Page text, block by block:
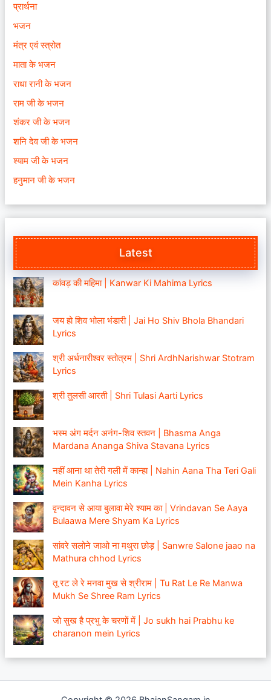
प्रार्थना
भजन
मंत्र एवं स्त्रोत
माता के भजन
राधा रानी के भजन
राम जी के भजन
शंकर जी के भजन
शनि देव जी के भजन
श्याम जी के भजन
हनुमान जी के भजन
Latest
कांवड़ की महिमा | Kanwar Ki Mahima Lyrics
जय हो शिव भोला भंडारी | Jai Ho Shiv Bhola Bhandari
Lyrics
श्री अर्धनारीश्वर स्तोत्रम | Shri ArdhNarishwar Stotram
Lyrics
श्री तुलसी आरती | Shri Tulasi Aarti Lyrics
भस्म अंग मर्दन अनंग-शिव स्तवन | Bhasma Anga
Mardana Ananga Shiva Stavana Lyrics
नहीं आना था तेरी गली में कान्हा | Nahin Aana Tha Teri Gali
Mein Kanha Lyrics
वृन्दावन से आया बुलावा मेरे श्याम का | Vrindavan Se Aaya
Bulaawa Mere Shyam Ka Lyrics
सांवरे सलोने जाओ ना मथुरा छोड़ | Sanwre Salone jaao na
Mathura chhod Lyrics
तू रट ले रे मनवा मुख से श्रीराम | Tu Rat Le Re Manwa
Mukh Se Shree Ram Lyrics
जो सुख है प्रभु के चरणों में | Jo sukh hai Prabhu ke
charanon mein Lyrics